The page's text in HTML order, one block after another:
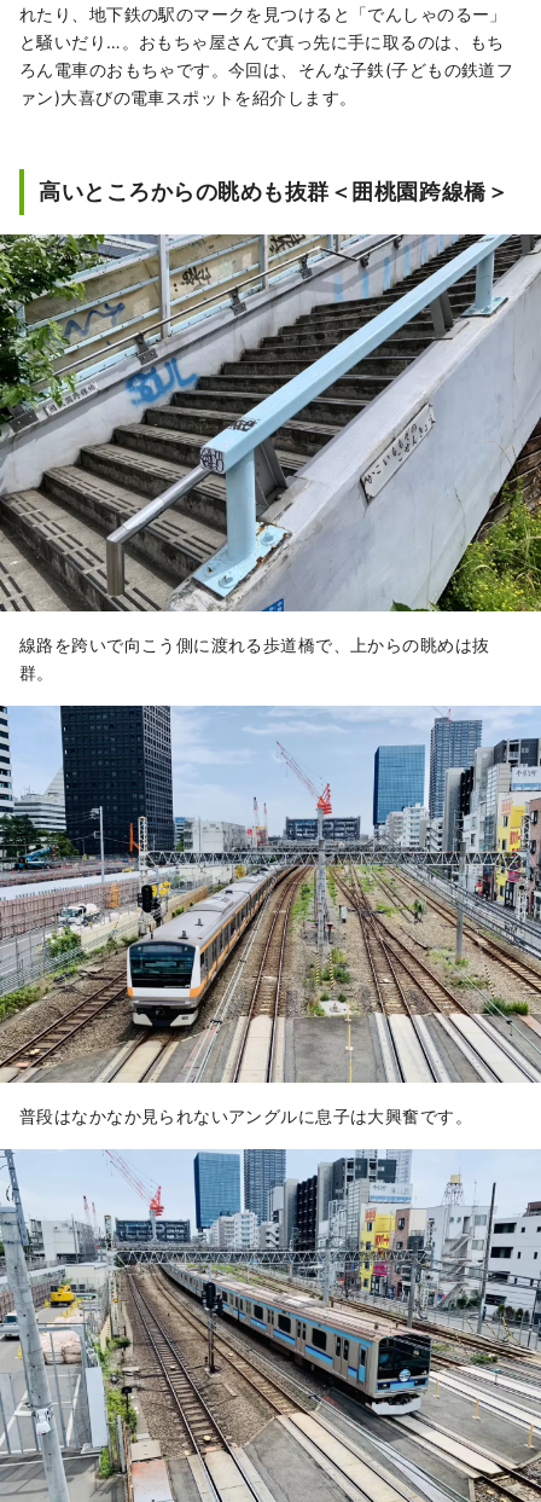
そんなまちの多様性が、約1.7万人、約120カ
国の人が住むというまちの特徴にもつながっ
ています。
れたり、地下鉄の駅のマークを見つけると「でんしゃのるー」
と騒いだり…。おもちゃ屋さんで真っ先に手に取るのは、もち
ろん電車のおもちゃです。今回は、そんな子鉄(子どもの鉄道フ
ァン)大喜びの電車スポットを紹介します。
高いところからの眺めも抜群＜囲桃園跨線橋＞
線路を跨いで向こう側に渡れる歩道橋で、上からの眺めは抜
群。
普段はなかなか見られないアングルに息子は大興奮です。